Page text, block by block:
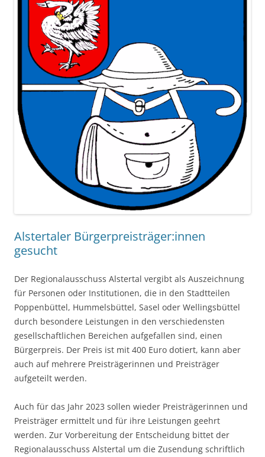
Alstertaler Bürgerpreisträger:innen
gesucht
Der Regionalausschuss Alstertal vergibt als Auszeichnung
für Personen oder Institutionen, die in den Stadtteilen
Poppenbüttel, Hummelsbüttel, Sasel oder Wellingsbüttel
durch besondere Leistungen in den verschiedensten
gesellschaftlichen Bereichen aufgefallen sind, einen
Bürgerpreis. Der Preis ist mit 400 Euro dotiert, kann aber
auch auf mehrere Preisträgerinnen und Preisträger
aufgeteilt werden.
Auch für das Jahr 2023 sollen wieder Preisträgerinnen und
Preisträger ermittelt und für ihre Leistungen geehrt
werden. Zur Vorbereitung der Entscheidung bittet der
Regionalausschuss Alstertal um die Zusendung schriftlich